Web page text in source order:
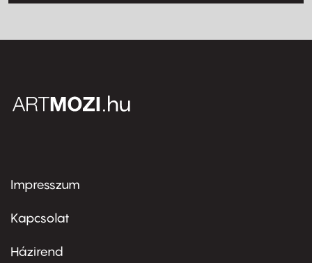
Footer
first
Impresszum
Kapcsolat
Footer
Házirend